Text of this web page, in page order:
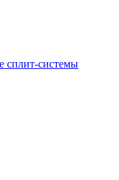
сплит-системы